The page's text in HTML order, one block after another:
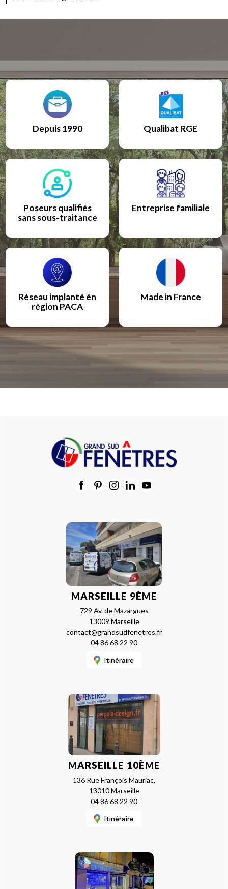
Depuis 1990 Qualibat RGE
Poseurs qualifiés
sans sous-traitance
Entreprise familiale
Réseau implanté én
région PACA
Made in France
MARSEILLE 9ÈME
729 Av. de Mazargues
13009 Marseille
contact@grandsudfenetres.fr
04 86 68 22 90
Itinéraire
MARSEILLE 10ÈME
136 Rue François Mauriac,
13010 Marseille
04 86 68 22 90
Itinéraire